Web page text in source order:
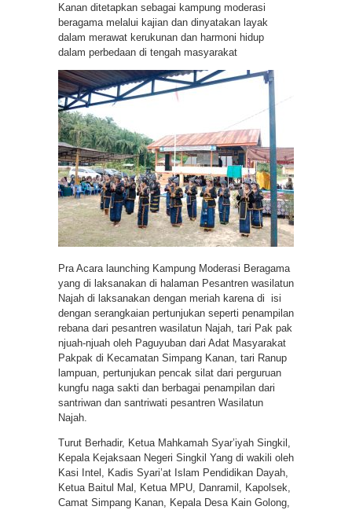
Kanan ditetapkan sebagai kampung moderasi
beragama melalui kajian dan dinyatakan layak
dalam merawat kerukunan dan harmoni hidup
dalam perbedaan di tengah masyarakat
Pra Acara launching Kampung Moderasi Beragama
yang di laksanakan di halaman Pesantren wasilatun
Najah di laksanakan dengan meriah karena di isi
dengan serangkaian pertunjukan seperti penampilan
rebana dari pesantren wasilatun Najah, tari Pak pak
njuah-njuah oleh Paguyuban dari Adat Masyarakat
Pakpak di Kecamatan Simpang Kanan, tari Ranup
lampuan, pertunjukan pencak silat dari perguruan
kungfu naga sakti dan berbagai penampilan dari
santriwan dan santriwati pesantren Wasilatun
Najah.
Turut Berhadir, Ketua Mahkamah Syar’iyah Singkil,
Kepala Kejaksaan Negeri Singkil Yang di wakili oleh
Kasi Intel, Kadis Syari’at Islam Pendidikan Dayah,
Ketua Baitul Mal, Ketua MPU, Danramil, Kapolsek,
Camat Simpang Kanan, Kepala Desa Kain Golong,